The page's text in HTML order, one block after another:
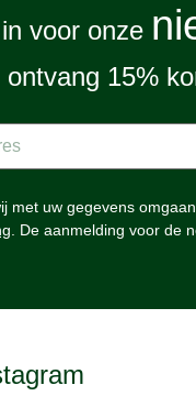
voor onze
ontvang 15%
met uw gegevens
. De aanmelding voor de